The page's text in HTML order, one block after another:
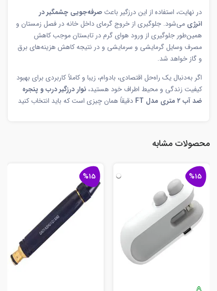
در نهایت، استفاده از این درزگیر باعثصرفه‌جویی چشمگیر در
انرژی می‌شود. جلوگیری از خروج گرمای داخل خانه در فصل زمستان و
همین‌طور جلوگیری از ورود هوای گرم در تابستان موجب کاهش
مصرف وسایل گرمایشی و سرمایشی و در نتیجه کاهش هزینه‌های برق
و گاز خواهد شد.
اگر به‌دنبال یک راه‌حل اقتصادی، بادوام، زیبا و کاملاً کاربردی برای بهبود
کیفیت زندگی و محیط اطراف خود هستید، نوار درزگیر درب و پنجره
ضد آب ۲ متری مدل FT
دقیقاً همان چیزی است که باید انتخاب کنید
محصولات مشابه
%15
%15